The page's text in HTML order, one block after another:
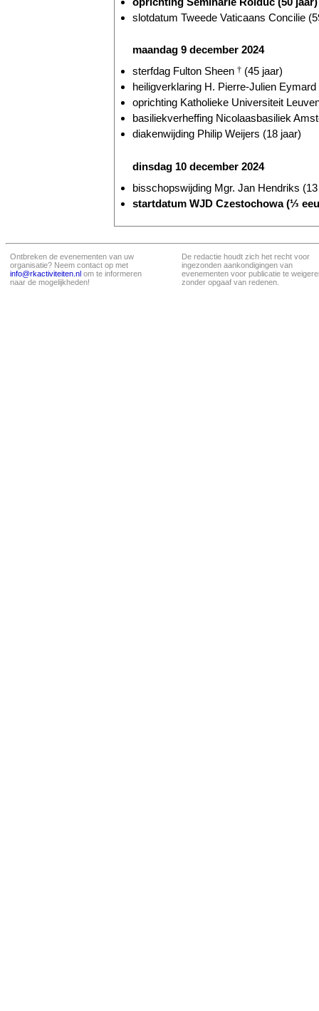
slotdatum Tweede Vaticaans Concilie
maandag 9 december 2024
sterfdag Fulton Sheen † (45 jaar)
heiligverklaring H. Pierre-Julien Eymard
oprichting Katholieke Universiteit
basiliekverheffing Nicolaasbasiliek
diakenwijding Philip Weijers (18 jaar)
dinsdag 10 december 2024
bisschopswijding Mgr. Jan Hendriks
startdatum WJD Czestochowa (⅓
Ontbreken de evenementen van uw
organisatie? Neem contact op met
info@rkactiviteiten.nl om te informeren
naar de mogelijkheden!
De redactie houdt zich het recht voor
ingezonden aankondigingen van
evenementen voor publicatie te
zonder opgaaf van redenen.